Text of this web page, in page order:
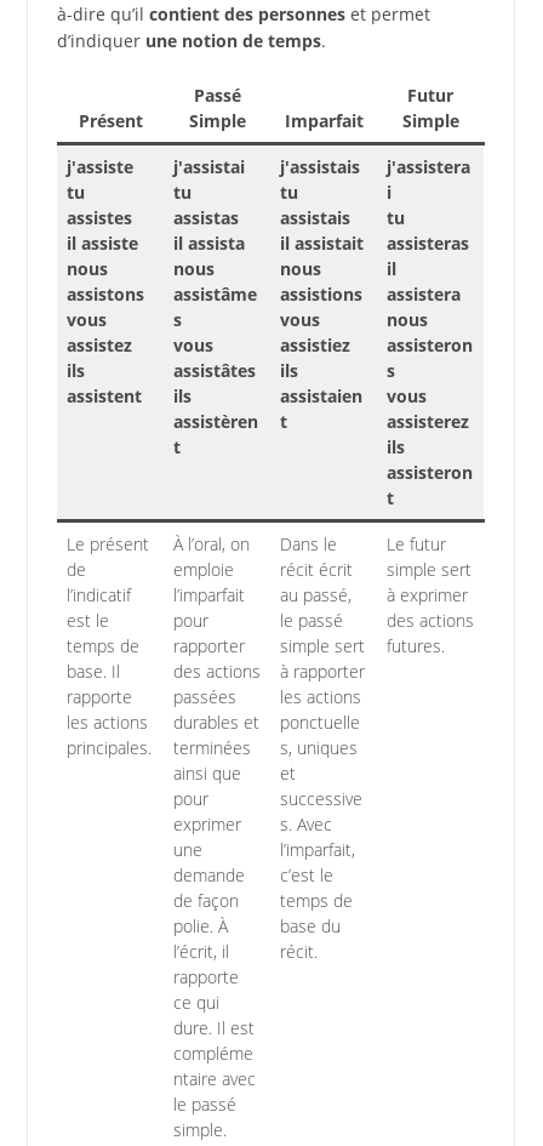
à-dire qu’il contient des personneset permet
d’indiquer une notion de temps.
Présent
Passé
Simple
Imparfait
Futur
Simple
j'assiste
tu
assistes
il assiste
nous
assistons
vous
assistez
ils
assistent
j'assistai
tu
assistas
il assista
nous
assistâme
s
vous
assistâtes
ils
assistèren
t
j'assistais
tu
assistais
il assistait
nous
assistions
vous
assistiez
ils
assistaien
t
j'assistera
i
tu
assisteras
il
assistera
nous
assisteron
s
vous
assisterez
ils
assisteron
t
Le présent
de
l’indicatif
est le
temps de
base. Il
rapporte
les actions
principales.
À l’oral, on
emploie
l’imparfait
pour
rapporter
des actions
passées
durables et
terminées
ainsi que
pour
exprimer
une
demande
de façon
polie. À
l’écrit, il
rapporte
ce qui
dure. Il est
compléme
ntaire avec
le passé
simple.
Dans le
récit écrit
au passé,
le passé
simple sert
à rapporter
les actions
ponctuelle
s, uniques
et
successive
s. Avec
l’imparfait,
c’est le
temps de
base du
récit.
Le futur
simple sert
à exprimer
des actions
futures.